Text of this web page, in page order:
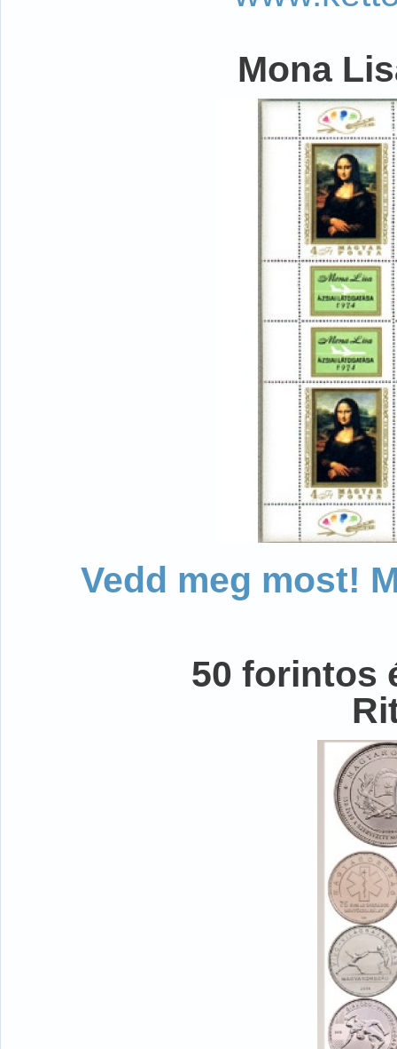
Mona
Vedd meg most!
50 forintos